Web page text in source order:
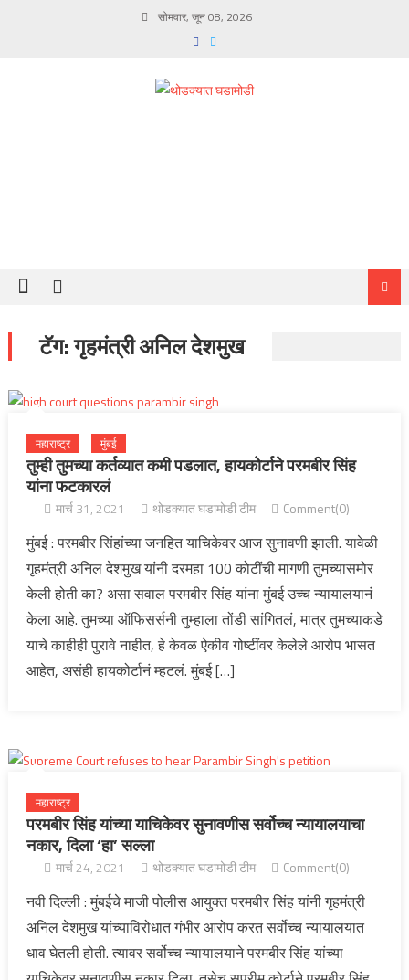
सोमवार, जून 08, 2026
टॅग:गृहमंत्री अनिल देशमुख
महाराष्ट्र मुंबई
तुम्ही तुमच्या कर्तव्यात कमी पडलात, हायकोर्टाने परमबीर सिंह
यांना फटकारलं
मार्च 31, 2021 थोडक्यात घडामोडी टीम Comment(0)
मुंबई : परमबीर सिंहांच्या जनहित याचिकेवर आज सुनावणी झाली. यावेळी
गृहमंत्री अनिल देशमुख यांनी दरमहा 100 कोटींची मागणी तुमच्यासमोर
केली होती का? असा सवाल परमबीर सिंह यांना मुंबई उच्च न्यायालयानं
केला आहे. तुमच्या ऑफिसर्सनी तुम्हाला तोंडी सांगितलं, मात्र तुमच्याकडे
याचे काहीही पुरावे नाहीत, हे केवळ ऐकीव गोष्टींवर केलेले आरोप भासत
आहेत, असंही हायकोर्टानं म्हटलं. मुंबई […]
महाराष्ट्र
परमबीर सिंह यांच्या याचिकेवर सुनावणीस सर्वोच्च न्यायालयाचा
नकार, दिला ‘हा’ सल्ला
मार्च 24, 2021 थोडक्यात घडामोडी टीम Comment(0)
नवी दिल्ली : मुंबईचे माजी पोलीस आयुक्त परमबीर सिंह यांनी गृहमंत्री
अनिल देशमुख यांच्याविरोधात गंभीर आरोप करत सर्वोच्च न्यायालयात
धाव घेतली होती. त्यावर सर्वोच्च न्यायालयाने परमबीर सिंह यांच्या